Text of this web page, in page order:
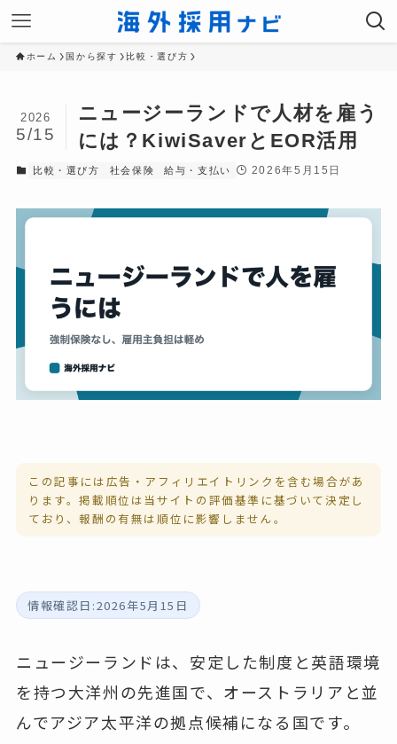
ホーム 国から探す 比較・選び方
ニュージーランドで人材を雇う
には？KiwiSaverとEOR活用
2026
5/15
比較・選び方 社会保険 給与・支払い 2026年5月15日
この記事には広告・アフィリエイトリンクを含む場合があ
ります。掲載順位は当サイトの 評価基準 に基づいて決定し
ており、報酬の有無は順位に影響しません。
情報確認日:2026年5月15日
ニュージーランドは、安定した制度と英語環境
を持つ大洋州の先進国で、オーストラリアと並
んでアジア太平洋の拠点候補になる国です。